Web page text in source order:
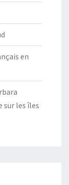
en
sur les îles